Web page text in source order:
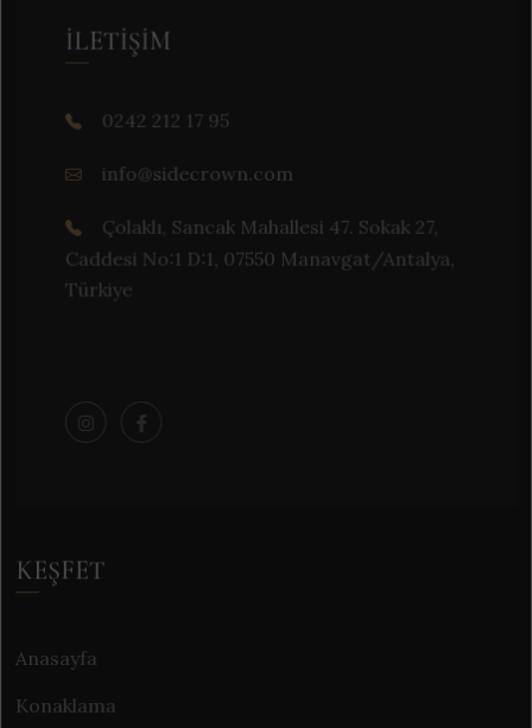
İLETIŞIM
0242 212 17 95
info@sidecrown.com
Çolaklı, Sancak Mahallesi 47. Sokak 27,
Caddesi No:1 D:1, 07550 Manavgat/Antalya,
Türkiye
KEŞFET
Anasayfa
Konaklama